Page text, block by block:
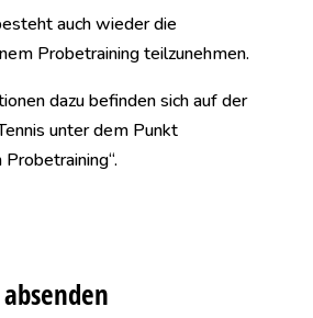
auch wieder die
Probetraining teilzunehmen.
dazu befinden sich auf der
unter dem Punkt